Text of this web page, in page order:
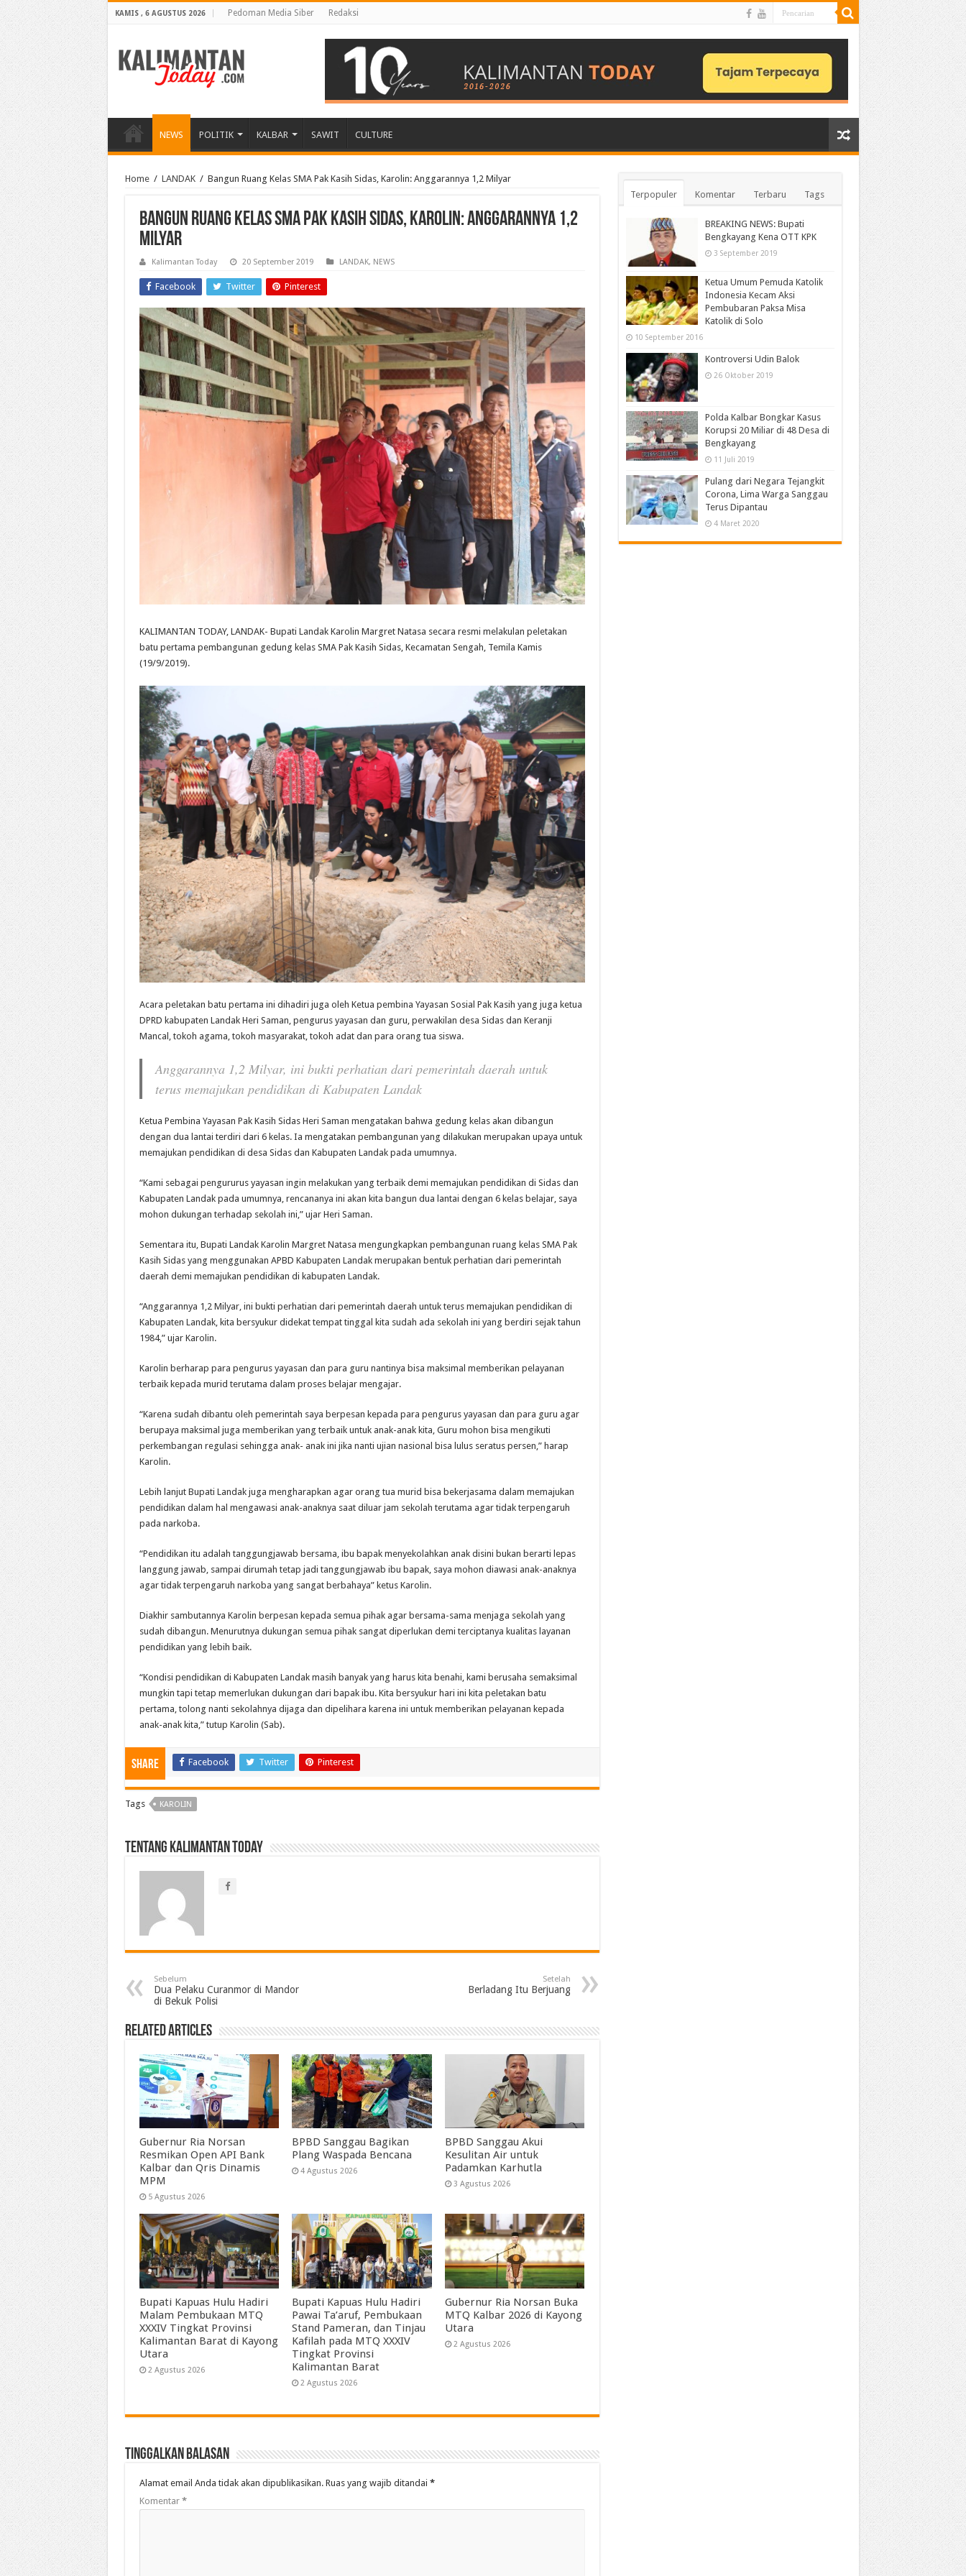
KAMIS , 6 AGUSTUS 2026 Pedoman Media Siber Redaksi
NEWS POLITIK KALBAR SAWIT CULTURE
Home / LANDAK / Bangun Ruang Kelas SMA Pak Kasih Sidas, Karolin: Anggarannya 1,2 Milyar
Bangun Ruang Kelas SMA Pak Kasih Sidas, Karolin: Anggarannya 1,2
Milyar
Kalimantan Today 20 September 2019 LANDAK, NEWS
Facebook Twitter Pinterest
KALIMANTAN TODAY, LANDAK- Bupati Landak Karolin Margret Natasa secara resmi melakulan peletakan
batu pertama pembangunan gedung kelas SMA Pak Kasih Sidas, Kecamatan Sengah, Temila Kamis
(19/9/2019).
Acara peletakan batu pertama ini dihadiri juga oleh Ketua pembina Yayasan Sosial Pak Kasih yang juga ketua
DPRD kabupaten Landak Heri Saman, pengurus yayasan dan guru, perwakilan desa Sidas dan Keranji
Mancal, tokoh agama, tokoh masyarakat, tokoh adat dan para orang tua siswa.
Anggarannya 1,2 Milyar, ini bukti perhatian dari pemerintah daerah untuk
terus memajukan pendidikan di Kabupaten Landak
Ketua Pembina Yayasan Pak Kasih Sidas Heri Saman mengatakan bahwa gedung kelas akan dibangun
dengan dua lantai terdiri dari 6 kelas. Ia mengatakan pembangunan yang dilakukan merupakan upaya untuk
memajukan pendidikan di desa Sidas dan Kabupaten Landak pada umumnya.
“Kami sebagai pengururus yayasan ingin melakukan yang terbaik demi memajukan pendidikan di Sidas dan
Kabupaten Landak pada umumnya, rencananya ini akan kita bangun dua lantai dengan 6 kelas belajar, saya
mohon dukungan terhadap sekolah ini,” ujar Heri Saman.
Sementara itu, Bupati Landak Karolin Margret Natasa mengungkapkan pembangunan ruang kelas SMA Pak
Kasih Sidas yang menggunakan APBD Kabupaten Landak merupakan bentuk perhatian dari pemerintah
daerah demi memajukan pendidikan di kabupaten Landak.
“Anggarannya 1,2 Milyar, ini bukti perhatian dari pemerintah daerah untuk terus memajukan pendidikan di
Kabupaten Landak, kita bersyukur didekat tempat tinggal kita sudah ada sekolah ini yang berdiri sejak tahun
1984,” ujar Karolin.
Karolin berharap para pengurus yayasan dan para guru nantinya bisa maksimal memberikan pelayanan
terbaik kepada murid terutama dalam proses belajar mengajar.
“Karena sudah dibantu oleh pemerintah saya berpesan kepada para pengurus yayasan dan para guru agar
berupaya maksimal juga memberikan yang terbaik untuk anak-anak kita, Guru mohon bisa mengikuti
perkembangan regulasi sehingga anak- anak ini jika nanti ujian nasional bisa lulus seratus persen,” harap
Karolin.
Lebih lanjut Bupati Landak juga mengharapkan agar orang tua murid bisa bekerjasama dalam memajukan
pendidikan dalam hal mengawasi anak-anaknya saat diluar jam sekolah terutama agar tidak terpengaruh
pada narkoba.
“Pendidikan itu adalah tanggungjawab bersama, ibu bapak menyekolahkan anak disini bukan berarti lepas
langgung jawab, sampai dirumah tetap jadi tanggungjawab ibu bapak, saya mohon diawasi anak-anaknya
agar tidak terpengaruh narkoba yang sangat berbahaya” ketus Karolin.
Diakhir sambutannya Karolin berpesan kepada semua pihak agar bersama-sama menjaga sekolah yang
sudah dibangun. Menurutnya dukungan semua pihak sangat diperlukan demi terciptanya kualitas layanan
pendidikan yang lebih baik.
“Kondisi pendidikan di Kabupaten Landak masih banyak yang harus kita benahi, kami berusaha semaksimal
mungkin tapi tetap memerlukan dukungan dari bapak ibu. Kita bersyukur hari ini kita peletakan batu
pertama, tolong nanti sekolahnya dijaga dan dipelihara karena ini untuk memberikan pelayanan kepada
anak-anak kita,” tutup Karolin (Sab).
Share Facebook Twitter Pinterest
Tags KAROLIN
Tentang Kalimantan Today
Sebelum
Dua Pelaku Curanmor di Mandor
di Bekuk Polisi
Setelah
Berladang Itu Berjuang
Related Articles
Gubernur Ria Norsan
Resmikan Open API Bank
Kalbar dan Qris Dinamis
MPM
5 Agustus 2026
BPBD Sanggau Bagikan
Plang Waspada Bencana
4 Agustus 2026
BPBD Sanggau Akui
Kesulitan Air untuk
Padamkan Karhutla
3 Agustus 2026
Bupati Kapuas Hulu Hadiri
Malam Pembukaan MTQ
XXXIV Tingkat Provinsi
Kalimantan Barat di Kayong
Utara
2 Agustus 2026
Bupati Kapuas Hulu Hadiri
Pawai Ta’aruf, Pembukaan
Stand Pameran, dan Tinjau
Kafilah pada MTQ XXXIV
Tingkat Provinsi
Kalimantan Barat
2 Agustus 2026
Gubernur Ria Norsan Buka
MTQ Kalbar 2026 di Kayong
Utara
2 Agustus 2026
Tinggalkan Balasan
Alamat email Anda tidak akan dipublikasikan. Ruas yang wajib ditandai *
Komentar *
Terpopuler Komentar Terbaru Tags
BREAKING NEWS: Bupati
Bengkayang Kena OTT KPK
3 September 2019
Ketua Umum Pemuda Katolik
Indonesia Kecam Aksi
Pembubaran Paksa Misa
Katolik di Solo
10 September 2016
Kontroversi Udin Balok
26 Oktober 2019
Polda Kalbar Bongkar Kasus
Korupsi 20 Miliar di 48 Desa di
Bengkayang
11 Juli 2019
Pulang dari Negara Tejangkit
Corona, Lima Warga Sanggau
Terus Dipantau
4 Maret 2020